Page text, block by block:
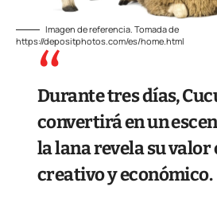
Imagen de referencia. Tomada de
https://depositphotos.com/es/home.html
Durante tres días,
convertirá en un
la lana revela su
creativo y económico.